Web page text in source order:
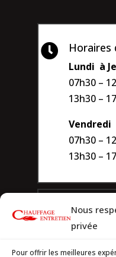
Nous
privée
Pour offrir les meilleures

Lundi à
07h30 –
13h30 –
Vendredi
07h30 –
13h30 –

Service